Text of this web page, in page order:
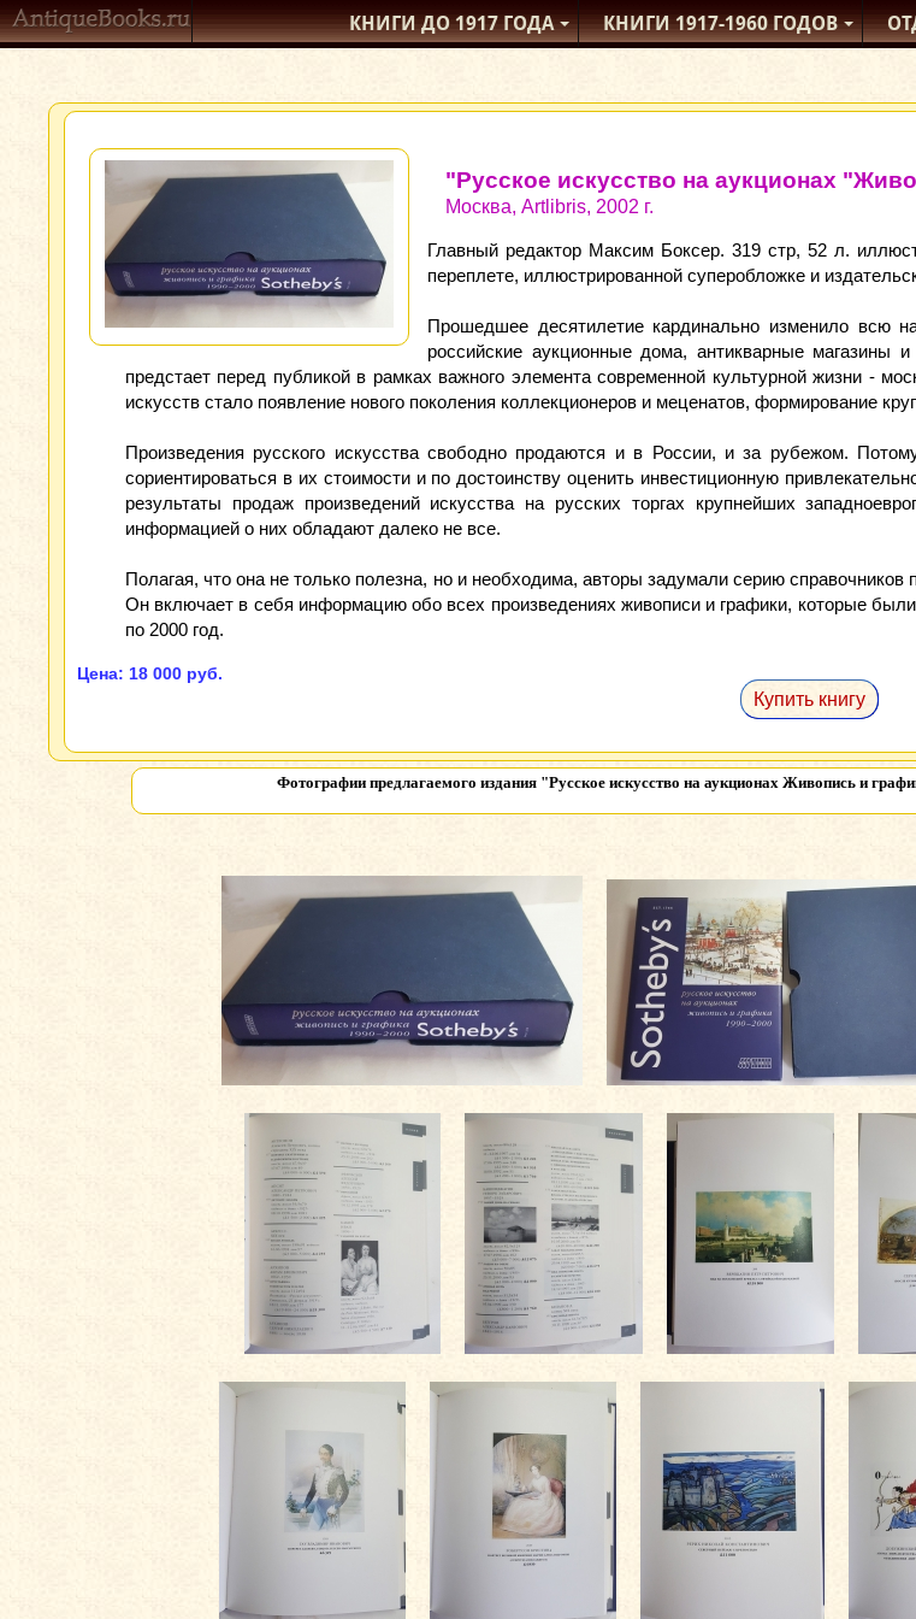
КНИГИ ДО 1917ГОДА КНИГИ1917-1960ГОДОВ
"Русское искусство на аукционах
Москва, Artlibris, 2002 г.
Главный редактор Максим Боксер. 319 стр, 52 л.
переплете, иллюстрированной суперобложке и
Прошедшее десятилетие кардинально изменило всю
российские аукционные дома, антикварные магазины
предстает перед публикой в рамках важного элемента современной культурной жизни -
искусств стало появление нового поколения коллекционеров и меценатов, формирование
Произведения русского искусства свободно продаются и в России, и за рубежом.
сориентироваться в их стоимости и по достоинству оценить инвестиционную
результаты продаж произведений искусства на русских торгах крупнейших
информацией о них обладают далеко не все.
Полагая, что она не только полезна, но и необходима, авторы задумали серию
Он включает в себя информацию обо всех произведениях живописи и графики, которые
по 2000 год.
Цена: 18 000 руб.
Купить книгу
Фотографии предлагаемого издания "Русское искусство на аукционах Живопись и